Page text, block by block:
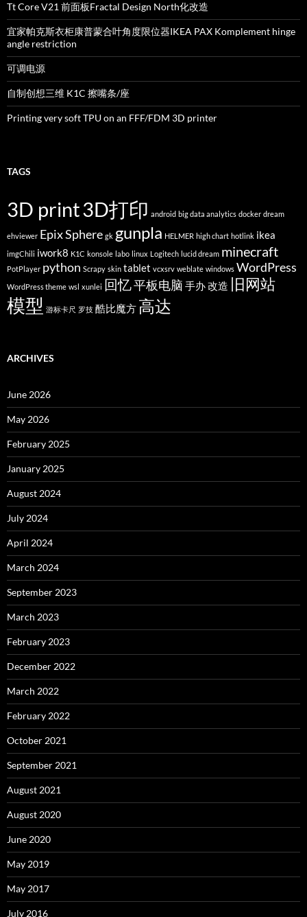
Tt Core V21 前面板Fractal Design North化改造
宜家帕克斯衣柜康普蒙合叶角度限位器IKEA PAX Komplement hinge
angle restriction
可调电源
自制创想三维 K1C 擦嘴条/座
Printing very soft TPU on an FFF/FDM 3D printer
TAGS
3D print3D打印 android big data analytics docker dream
ehviewer Epix Sphere gk gunpla HELMER high chart hotlink ikea
imgChili iwork8 K1C konsole labo linux Logitech lucid dream minecraft
PotPlayer python Scrapy skin tablet vcxsrv weblate windows WordPress
WordPress theme wsl xunlei 回忆平板电脑 手办改造 旧网站
模型 游标卡尺 罗技 酷比魔方 高达
ARCHIVES
June 2026
May 2026
February 2025
January 2025
August 2024
July 2024
April 2024
March 2024
September 2023
March 2023
February 2023
December 2022
March 2022
February 2022
October 2021
September 2021
August 2021
August 2020
June 2020
May 2019
May 2017
July 2016